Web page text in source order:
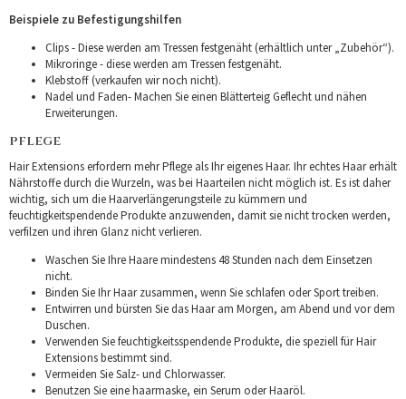
Beispiele zu Befestigungshilfen
Clips - Diese werden am Tressen festgenäht (erhältlich unter „Zubehör“).
Mikroringe - diese werden am Tressen festgenäht.
Klebstoff (verkaufen wir noch nicht).
Nadel und Faden- Machen Sie einen Blätterteig Geflecht und nähen
Erweiterungen.
PFLEGE
Hair Extensions erfordern mehr Pflege als Ihr eigenes Haar. Ihr echtes Haar erhält
Nährstoffe durch die Wurzeln, was bei Haarteilen nicht möglich ist. Es ist daher
wichtig, sich um die Haarverlängerungsteile zu kümmern und
feuchtigkeitspendende Produkte anzuwenden, damit sie nicht trocken werden,
verfilzen und ihren Glanz nicht verlieren.
Waschen Sie Ihre Haare mindestens 48 Stunden nach dem Einsetzen
nicht.
Binden Sie Ihr Haar zusammen, wenn Sie schlafen oder Sport treiben.
Entwirren und bürsten Sie das Haar am Morgen, am Abend und vor dem
Duschen.
Verwenden Sie feuchtigkeitsspendende Produkte, die speziell für Hair
Extensions bestimmt sind.
Vermeiden Sie Salz- und Chlorwasser.
Benutzen Sie eine haarmaske, ein Serum oder Haaröl.